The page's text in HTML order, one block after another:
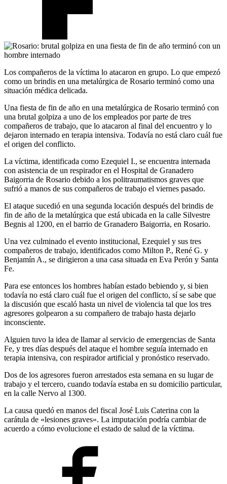
Los compañeros de la víctima lo atacaron en grupo. Lo que empezó
como un brindis en una metalúrgica de Rosario terminó como una
situación médica delicada.
Una fiesta de fin de año en una metalúrgica de Rosario terminó con
una brutal golpiza a uno de los empleados por parte de tres
compañeros de trabajo, que lo atacaron al final del encuentro y lo
dejaron internado en terapia intensiva. Todavía no está claro cuál fue
el origen del conflicto.
La víctima, identificada como Ezequiel I., se encuentra internada
con asistencia de un respirador en el Hospital de Granadero
Baigorria de Rosario debido a los politraumatismos graves que
sufrió a manos de sus compañeros de trabajo el viernes pasado.
El ataque sucedió en una segunda locación después del brindis de
fin de año de la metalúrgica que está ubicada en la calle Silvestre
Begnis al 1200, en el barrio de Granadero Baigorria, en Rosario.
Una vez culminado el evento institucional, Ezequiel y sus tres
compañeros de trabajo, identificados como Milton P., René G. y
Benjamín A., se dirigieron a una casa situada en Eva Perón y Santa
Fe.
Para ese entonces los hombres habían estado bebiendo y, si bien
todavía no está claro cuál fue el origen del conflicto, sí se sabe que
la discusión que escaló hasta un nivel de violencia tal que los tres
agresores golpearon a su compañero de trabajo hasta dejarlo
inconsciente.
Alguien tuvo la idea de llamar al servicio de emergencias de Santa
Fe, y tres días después del ataque el hombre seguía internado en
terapia intensiva, con respirador artificial y pronóstico reservado.
Dos de los agresores fueron arrestados esta semana en su lugar de
trabajo y el tercero, cuando todavía estaba en su domicilio particular,
en la calle Nervo al 1300.
La causa quedó en manos del fiscal José Luis Caterina con la
carátula de «lesiones graves». La imputación podría cambiar de
acuerdo a cómo evolucione el estado de salud de la víctima.